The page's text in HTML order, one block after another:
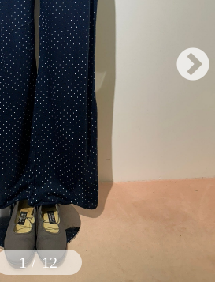
1/12